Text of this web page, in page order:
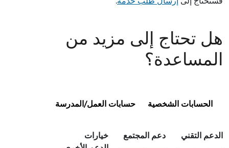
هل تحتاج إلى مزيد من
المساعدة؟
الحسابات الشخصية حسابات العمل/المدرسة
الدعم التقني دعم المجتمع
خيارات